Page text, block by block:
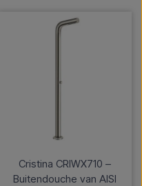
Cristina CRIWX710 –
Buitendouche van AISI